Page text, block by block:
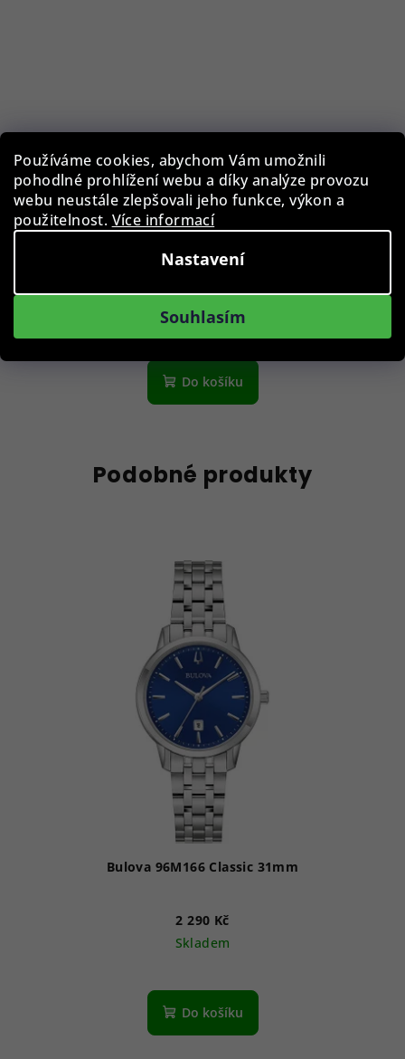
Používáme cookies, abychom Vám umožnili
pohodlné prohlížení webu a díky analýze provozu
webu neustále zlepšovali jeho funkce, výkon a
použitelnost. Více informací
Nastavení
Souhlasím
Paul Design 20110 Collector box na hodinky a šperky
Black Apricot
10 590 Kč
Skladem
Do košíku
Podobné produkty
Bulova 96M166 Classic 31mm
2 290 Kč
Skladem
Do košíku